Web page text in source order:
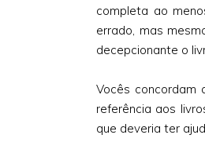
completa ao
errado, mas
decepcionante o
Vocês concordam
referência aos
que deveria ter